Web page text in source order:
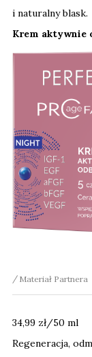
i naturalny blask.
Krem aktywnie
Materiał Partnera
34,99 zł/50 ml
Regeneracja,